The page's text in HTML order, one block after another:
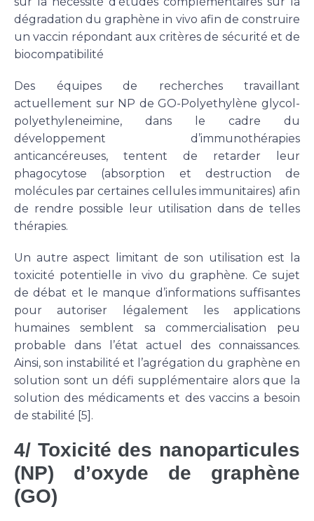
dégradation du graphène in vivo afin de construire
un vaccin répondant aux critères de sécurité et de
biocompatibilité
Des équipes de recherches travaillant
actuellement sur NP de GO-Polyethylène glycol-
polyethyleneimine, dans le cadre du
développement d’immunothérapies
anticancéreuses, tentent de retarder leur
phagocytose (absorption et destruction de
molécules par certaines cellules immunitaires) afin
de rendre possible leur utilisation dans de telles
thérapies.
Un autre aspect limitant de son utilisation est la
toxicité potentielle in vivo du graphène. Ce sujet
de débat et le manque d’informations suffisantes
pour autoriser légalement les applications
humaines semblent sa commercialisation peu
probable dans l’état actuel des connaissances.
Ainsi, son instabilité et l’agrégation du graphène en
solution sont un défi supplémentaire alors que la
solution des médicaments et des vaccins a besoin
de stabilité [5].
4/ Toxicité des nanoparticules
(NP) d’oxyde de graphène
(GO)